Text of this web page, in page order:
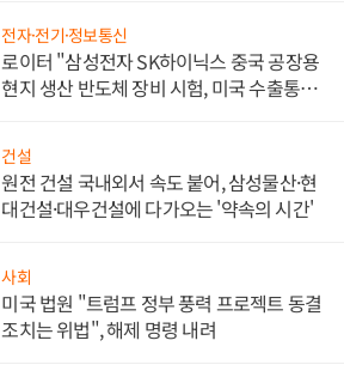
전자·전기·정보통신
로이터 "삼성전자 SK하이닉스 중국 공장용
현지 생산 반도체 장비 시험, 미국 수출통제
건설
원전 건설 국내외서 속도 붙어, 삼성물산·현
대건설·대우건설에 다가오는 '약속의 시간'
사회
미국 법원 "트럼프 정부 풍력 프로젝트 동결
조치는 위법", 해제 명령 내려